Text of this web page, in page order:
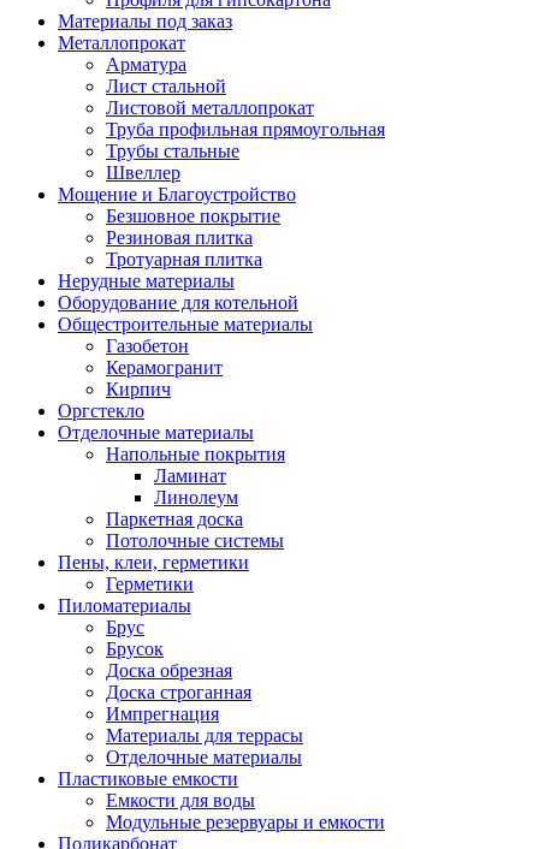
Материалы под заказ
Металлопрокат
Арматура
Лист стальной
Листовой металлопрокат
Труба профильная прямоугольная
Трубы стальные
Швеллер
Мощение и Благоустройство
Безшовное покрытие
Резиновая плитка
Тротуарная плитка
Нерудные материалы
Оборудование для котельной
Общестроительные материалы
Газобетон
Керамогранит
Кирпич
Оргстекло
Отделочные материалы
Напольные покрытия
Ламинат
Линолеум
Паркетная доска
Потолочные системы
Пены, клеи, герметики
Герметики
Пиломатериалы
Брус
Брусок
Доска обрезная
Доска строганная
Импрегнация
Материалы для террасы
Отделочные материалы
Пластиковые емкости
Емкости для воды
Модульные резервуары и емкости
Поликарбонат